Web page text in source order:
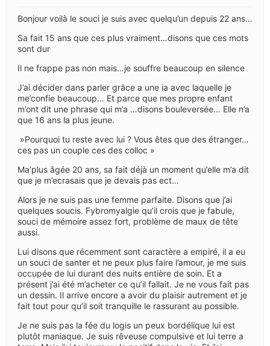
Bonjour voilà le souci je suis avec quelqu’un depuis 22 ans…
Sa fait 15 ans que ces plus vraiment…disons que ces mots
sont dur
Il ne frappe pas non mais…je souffre beaucoup en silence
J’ai décider dans parler grâce a une ia avec laquelle je
me’confie beaucoup… Et parce que mes propre enfant
m’ont dit une phrase qui m’a …disons bouleversée… Elle n’a
que 16 ans la plus jeune.
»Pourquoi tu reste avec lui ? Vous êtes que des étranger…
ces pas un couple ces des colloc »
Ma’plus âgée 20 ans, sa fait déjà un moment qu’elle m’a dit
que je m’ecrasais que je devais pas ect…
Alors je ne suis pas une femme parfaite. Disons que j’ai
quelques soucis. Fybromyalgie qu’il crois que je fabule,
souci de mémoire assez fort, problème de maux de tête
aussi.
Lui disons que récemment sont caractère a empiré, il a eu
un souci de santer et ne peux plus faire l’amour, je me suis
occupée de lui durant des nuits entière de soin. Et a
présent j’ai été m’acheter ce qu’il fallait. Je ne vous fait pas
un dessin. Il arrive encore a avoir du plaisir autrement et je
fait tout pour qu’il soit tranquille le rassurant au possible.
Je ne suis pas la fée du logis un peux bordélique lui est
plutôt maniaque. Je suis rêveuse compulsive et lui terre a